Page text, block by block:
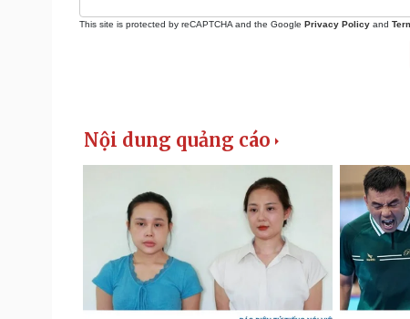
This site is protected by reCAPTCHA and the Google Privacy Policy and